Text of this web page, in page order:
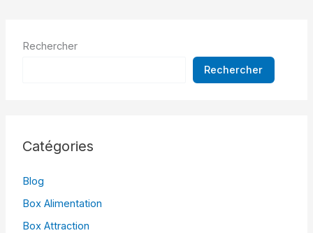
Rechercher
Rechercher
Catégories
Blog
Box Alimentation
Box Attraction